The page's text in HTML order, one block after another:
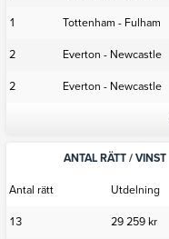
1
Tottenham - Fulham
2
Everton - Newcastle
2
Everton - Newcastle
ANTAL RÄTT / VINST
Antal rätt
Utdelning
13
29 259 kr